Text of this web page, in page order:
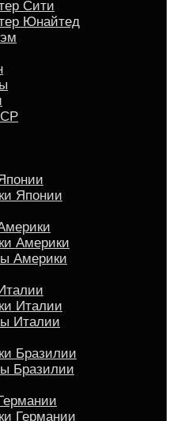
Сити
Юнайтед
Японии
Америки
Америки
Италии
Италии
Бразилии
Бразилии
Германии